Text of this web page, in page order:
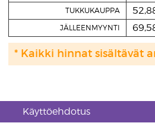
TUKKUKAUPPA
JÄLLEENMYYNTI
* Kaikki hinnat sisältävät
Käyttöehdotus